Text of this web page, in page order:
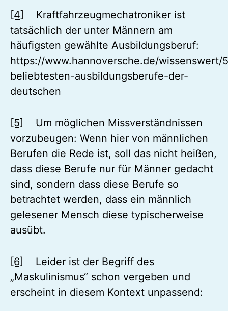
[4]
Kraftfahrzeugmechatroniker ist
tatsächlich der unter Männern am
häufigsten gewählte Ausbildungsberuf:
https://www.hannoversche.de/wissenswert/
beliebtesten-ausbildungsberufe-der-
deutschen
[5]
Um möglichen Missverständnissen
vorzubeugen: Wenn hier von männlichen
Berufen die Rede ist, soll das nicht heißen,
dass diese Berufe nur für Männer gedacht
sind, sondern dass diese Berufe so
betrachtet werden, dass ein männlich
gelesener Mensch diese typischerweise
ausübt.
[6]
Leider ist der Begriff des
„Maskulinismus“ schon vergeben und
erscheint in diesem Kontext unpassend: